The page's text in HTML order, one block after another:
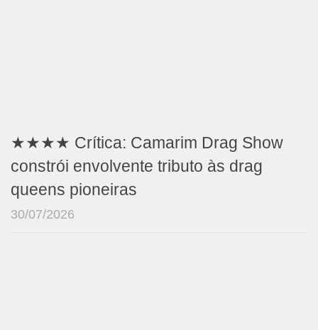
★★★★ Crítica: Camarim Drag Show
constrói envolvente tributo às drag
queens pioneiras
30/07/2026